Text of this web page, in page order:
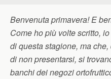
Benvenuta primavera! E
Come ho più volte scritto,
di questa stagione, ma
di non presentarsi, si
banchi dei negozi